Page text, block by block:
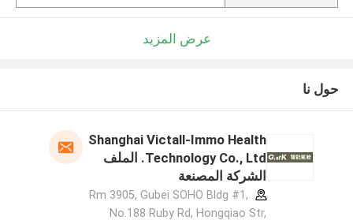
عرض المزيد
حول نا
Shanghai Victall-Immo Health
Technology Co., Ltd. الملف
الشركة المصنعة
Rm 3905, Gubei SOHO Bldg #1,
No.188 Ruby Rd, Hongqiao Str,